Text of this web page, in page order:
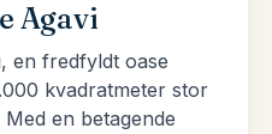
Agavi
en fredfyldt oase
kvadratmeter stor
en betagende